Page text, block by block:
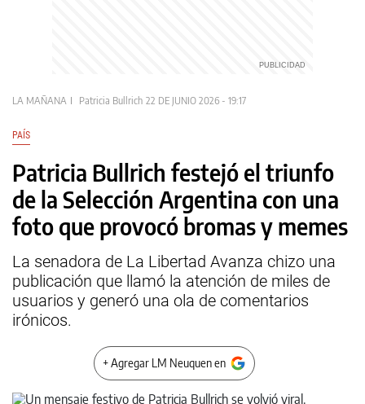
LA MAÑANA Patricia Bullrich 22 DE JUNIO 2026 - 19:17
PAÍS
Patricia Bullrich festejó el triunfo
de la Selección Argentina con una
foto que provocó bromas y memes
La senadora de La Libertad Avanza chizo una
publicación que llamó la atención de miles de
usuarios y generó una ola de comentarios
irónicos.
+ Agregar LM Neuquen en